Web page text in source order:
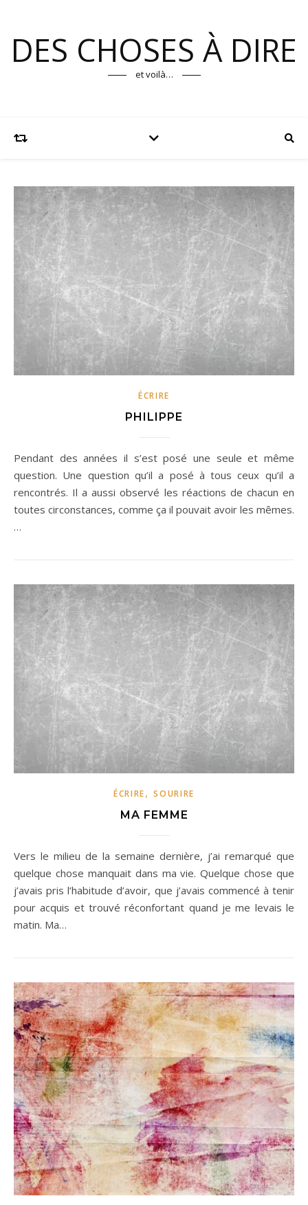
DES CHOSES À DIRE
et voilà…
ÉCRIRE
PHILIPPE
Pendant des années il s’est posé une seule et même
question. Une question qu’il a posé à tous ceux qu’il a
rencontrés. Il a aussi observé les réactions de chacun en
toutes circonstances, comme ça il pouvait avoir les mêmes.
…
ÉCRIRE,SOURIRE
MA FEMME
Vers le milieu de la semaine dernière, j’ai remarqué que
quelque chose manquait dans ma vie. Quelque chose que
j’avais pris l’habitude d’avoir, que j’avais commencé à tenir
pour acquis et trouvé réconfortant quand je me levais le
matin. Ma…